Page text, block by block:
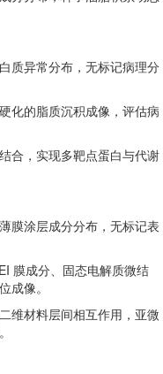
质异常分布，无标记病理分
化的脂质沉积成像，评估病
合，实现多靶点蛋白与代谢
膜涂层成分分布，无标记表
膜成分、固态电解质微结
成像。
维材料层间相互作用，亚微